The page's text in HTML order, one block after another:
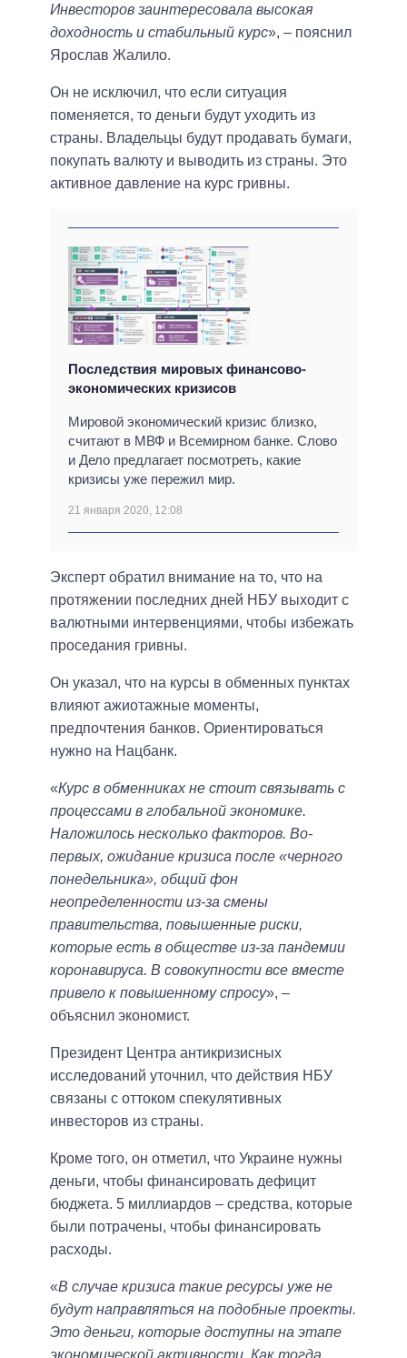
Инвесторов заинтересовала высокая
доходность и стабильный курс», – пояснил
Ярослав Жалило.
Он не исключил, что если ситуация
поменяется, то деньги будут уходить из
страны. Владельцы будут продавать бумаги,
покупать валюту и выводить из страны. Это
активное давление на курс гривны.
Последствия мировых финансово-
экономических кризисов
Мировой экономический кризис близко,
считают в МВФ и Всемирном банке. Слово
и Дело предлагает посмотреть, какие
кризисы уже пережил мир.
21 января 2020, 12:08
Эксперт обратил внимание на то, что на
протяжении последних дней НБУ выходит с
валютными интервенциями, чтобы избежать
проседания гривны.
Он указал, что на курсы в обменных пунктах
влияют ажиотажные моменты,
предпочтения банков. Ориентироваться
нужно на Нацбанк.
«Курс в обменниках не стоит связывать с
процессами в глобальной экономике.
Наложилось несколько факторов. Во-
первых, ожидание кризиса после «черного
понедельника», общий фон
неопределенности из-за смены
правительства, повышенные риски,
которые есть в обществе из-за пандемии
коронавируса. В совокупности все вместе
привело к повышенному спросу», –
объяснил экономист.
Президент Центра антикризисных
исследований уточнил, что действия НБУ
связаны с оттоком спекулятивных
инвесторов из страны.
Кроме того, он отметил, что Украине нужны
деньги, чтобы финансировать дефицит
бюджета. 5 миллиардов – средства, которые
были потрачены, чтобы финансировать
расходы.
«В случае кризиса такие ресурсы уже не
будут направляться на подобные проекты.
Это деньги, которые доступны на этапе